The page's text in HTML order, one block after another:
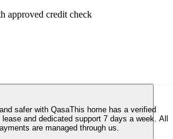
approved credit check
safer with QasaThis home has a verified
lease and dedicated support 7 days a week. All
are managed through us.